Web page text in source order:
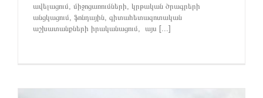
ավելացում, միջոցառումների, կրթական ծրագրերի
անցկացում, ֆոնդային, գիտահետազոտական
աշխատանքների իրականացում, այս [...]